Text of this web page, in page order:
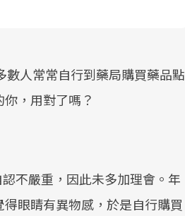
人常常自行到藥局購買藥品點
，用對了嗎？
不嚴重，因此未多加理會。年
眼睛有異物感，於是自行購買
高齡社會的浪潮，台灣正在快速
健康照護」的新時代。隨著國家
的服務，更是民眾了解自身健康
啟動健康管理的重要起點。
，就到良醫生活祭體驗「一站式
生活」，從講座、體驗到運動，